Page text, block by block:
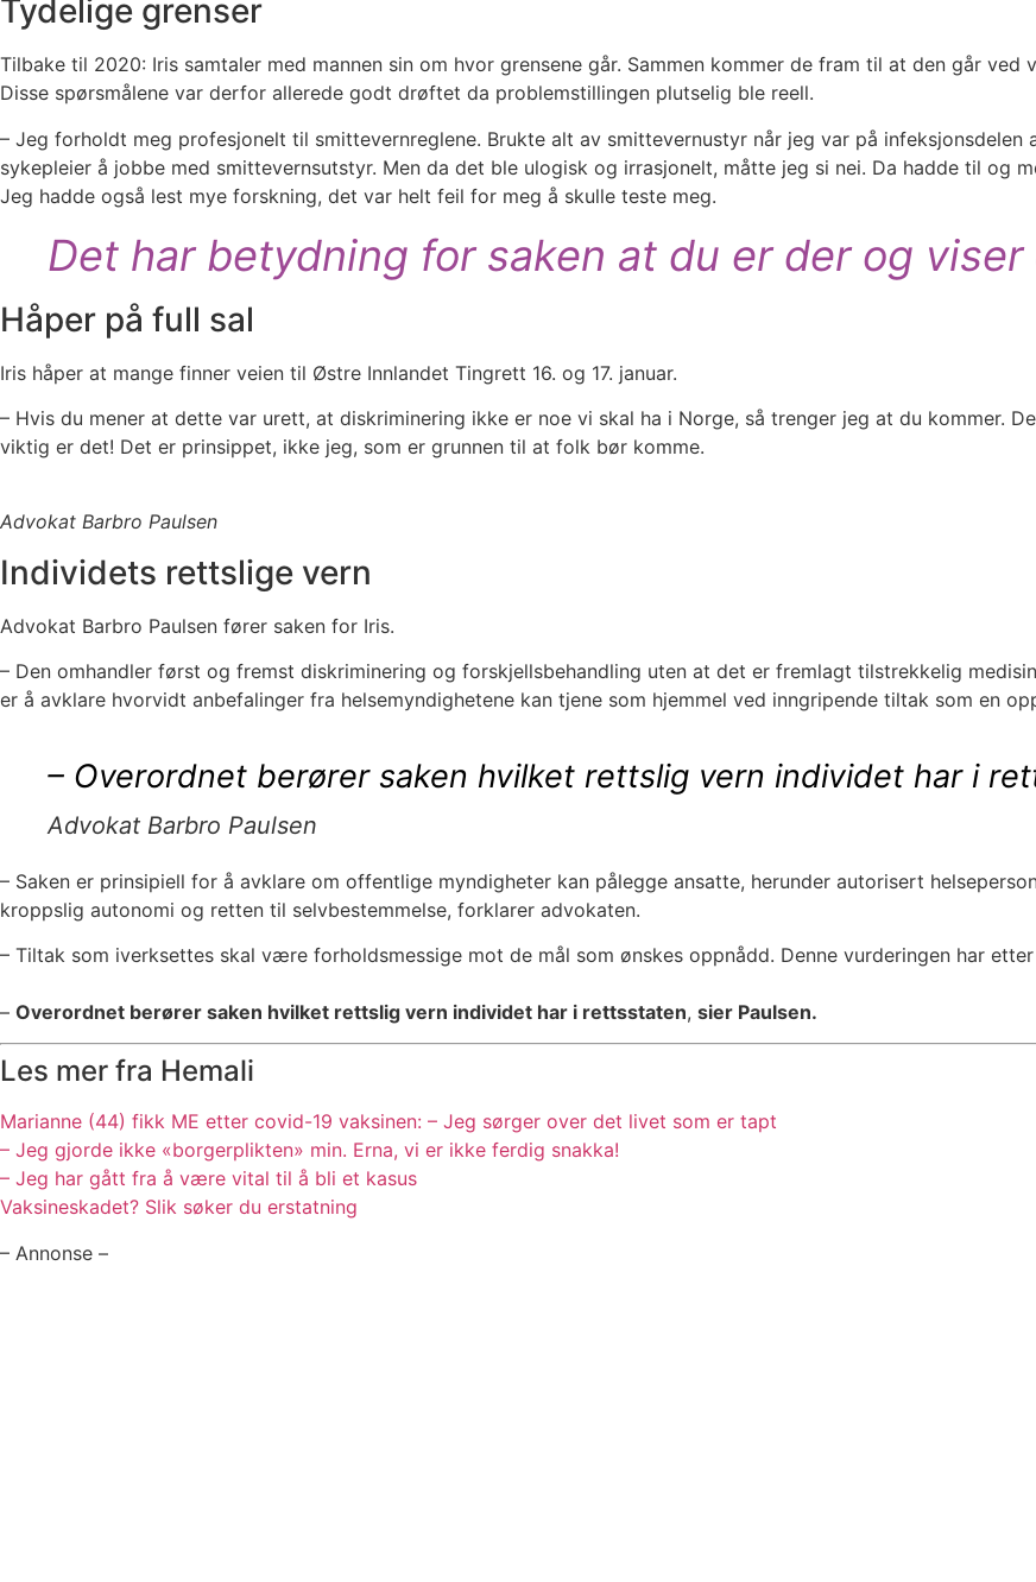
Tydelige grenser
Tilbake til 2020: Iris samtaler med mannen sin om hvor grensene går. Sammen kommer de fram til at den går
Disse spørsmålene var derfor allerede godt drøftet da problemstillingen plutselig ble reell.
– Jeg forholdt meg profesjonelt til smittevernreglene. Brukte alt av smittevernustyr når jeg var på
sykepleier å jobbe med smittevernsutstyr. Men da det ble ulogisk og irrasjonelt, måtte jeg si nei. Da hadde til og
Jeg hadde også lest mye forskning, det var helt feil for meg å skulle teste meg.
Det har betydning for saken at du er der og
Håper på full sal
Iris håper at mange finner veien til Østre Innlandet Tingrett 16. og 17. januar.
– Hvis du mener at dette var urett, at diskriminering ikke er noe vi skal ha i Norge, så trenger jeg at du kommer.
viktig er det! Det er prinsippet, ikke jeg, som er grunnen til at folk bør komme.
Advokat Barbro Paulsen
Individets rettslige vern
Advokat Barbro Paulsen fører saken for Iris.
– Den omhandler først og fremst diskriminering og forskjellsbehandling uten at det er fremlagt tilstrekkelig
er å avklare hvorvidt anbefalinger fra helsemyndighetene kan tjene som hjemmel ved inngripende tiltak som en
– Overordnet berører saken hvilket rettslig vern individet har i
Advokat Barbro Paulsen
– Saken er prinsipiell for å avklare om offentlige myndigheter kan pålegge ansatte, herunder autorisert
kroppslig autonomi og retten til selvbestemmelse, forklarer advokaten.
– Tiltak som iverksettes skal være forholdsmessige mot de mål som ønskes oppnådd. Denne vurderingen har
– Overordnet berører saken hvilket rettslig vern individet har i rettsstaten, sier Paulsen.
Les mer fra Hemali
Marianne (44) fikk ME etter covid-19 vaksinen: – Jeg sørger over det livet som er tapt
– Jeg gjorde ikke «borgerplikten» min. Erna, vi er ikke ferdig snakka!
– Jeg har gått fra å være vital til å bli et kasus
Vaksineskadet? Slik søker du erstatning
– Annonse –